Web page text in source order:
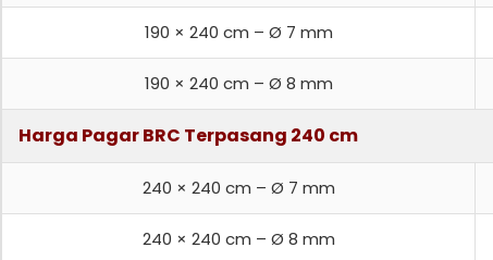
190 × 240 cm – Ø 7 mm
190 × 240 cm – Ø 8 mm
Harga Pagar BRC Terpasang 240 cm
240 × 240 cm – Ø 7 mm
240 × 240 cm – Ø 8 mm